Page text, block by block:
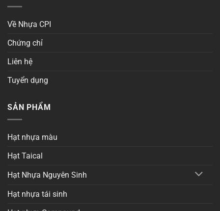
Về Nhựa CPI
Chứng chỉ
Liên hệ
Tuyển dụng
SẢN PHẨM
Hạt nhựa màu
Hạt Taical
Hạt Nhựa Nguyên Sinh
Hạt nhựa tái sinh